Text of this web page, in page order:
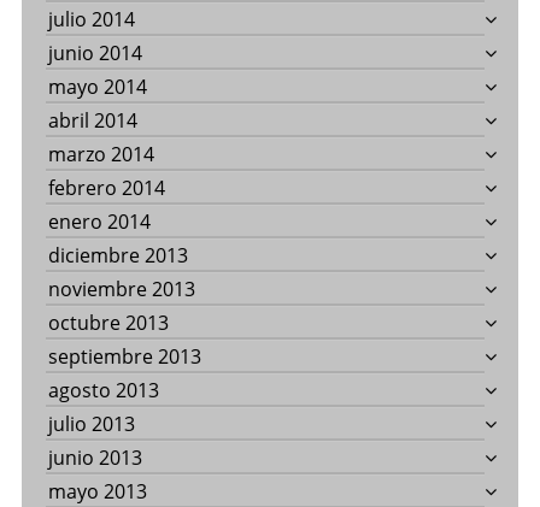
julio 2014
junio 2014
mayo 2014
abril 2014
marzo 2014
febrero 2014
enero 2014
diciembre 2013
noviembre 2013
octubre 2013
septiembre 2013
agosto 2013
julio 2013
junio 2013
mayo 2013